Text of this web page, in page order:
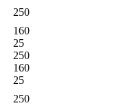
250
160
25
250
160
25
250